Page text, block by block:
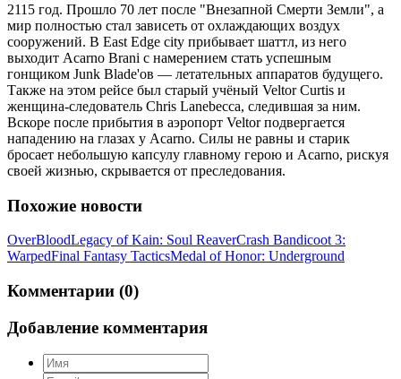
2115 год. Прошло 70 лет после "Внезапной Смерти Земли", а
мир полностью стал зависеть от охлаждающих воздух
сооружений. В East Edge сity прибывает шаттл, из него
выходит Acarno Brani с намерением стать успешным
гонщиком Junk Blade'ов — летательных аппаратов будущего.
Также на этом рейсе был старый учёный Veltor Curtis и
женщина-следователь Chris Lanebecca, следившая за ним.
Вскоре после прибытия в аэропорт Veltor подвергается
нападению на глазах у Acarno. Силы не равны и старик
бросает небольшую капсулу главному герою и Acarno, рискуя
своей жизнью, скрывается от преследования.
Похожие новости
OverBloodLegacy of Kain: Soul ReaverCrash Bandicoot 3:
WarpedFinal Fantasy TacticsMedal of Honor: Underground
Комментарии (0)
Добавление комментария